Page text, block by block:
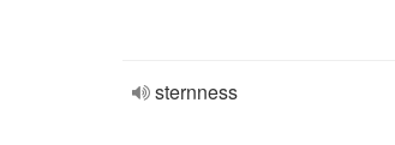
sternness